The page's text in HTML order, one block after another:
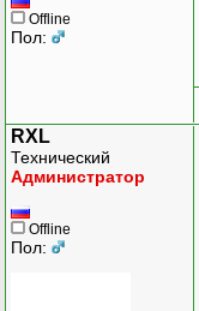
Offline
Пол:
RXL
Технический
Администратор
Offline
Пол: